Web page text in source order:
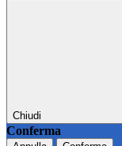
Chiudi
Conferma